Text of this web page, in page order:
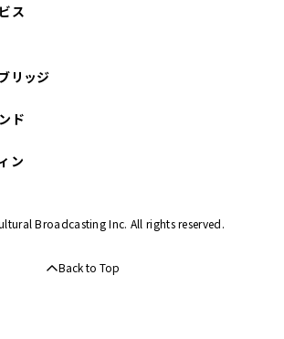
ス
リッジ
ド
ン
Broadcasting Inc. All rights reserved.
Back to Top